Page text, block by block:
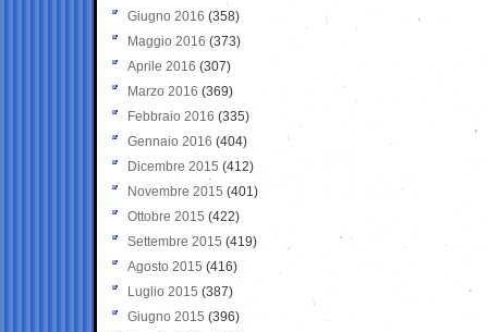
Giugno 2016 (358)
Maggio 2016 (373)
Aprile 2016 (307)
Marzo 2016 (369)
Febbraio 2016 (335)
Gennaio 2016 (404)
Dicembre 2015 (412)
Novembre 2015 (401)
Ottobre 2015 (422)
Settembre 2015 (419)
Agosto 2015 (416)
Luglio 2015 (387)
Giugno 2015 (396)